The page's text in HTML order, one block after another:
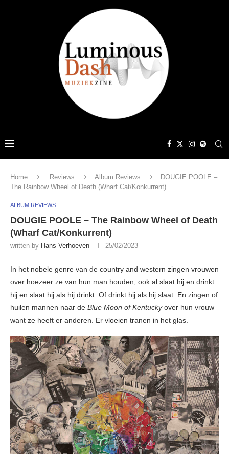
Home Reviews Album Reviews
DOUGIE POOLE –
The Rainbow Wheel of Death (Wharf Cat/Konkurrent)
ALBUM REVIEWS
DOUGIE POOLE – The Rainbow Wheel of Death
(Wharf Cat/Konkurrent)
written by Hans Verhoeven 25/02/2023
In het nobele genre van de country and western zingen vrouwen
over hoezeer ze van hun man houden, ook al slaat hij en drinkt
hij en slaat hij als hij drinkt. Of drinkt hij als hij slaat. En zingen of
huilen mannen naar de Blue Moon of Kentuckyover hun vrouw
want ze heeft er anderen. Er vloeien tranen in het glas.